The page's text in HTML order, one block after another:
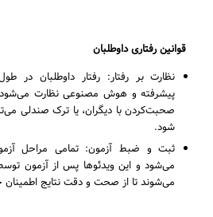
قوانین رفتاری داوطلبان
نظارت بر رفتار: رفتار داوطلبان در
پیشرفته و هوش مصنوعی نظارت
صحبت‌کردن با دیگران، یا ترک صندلی
شود.
ثبت و ضبط آزمون: تمامی مراحل
می‌شود و این ویدئوها پس از آزمون
می‌شوند تا از صحت و دقت نتایج